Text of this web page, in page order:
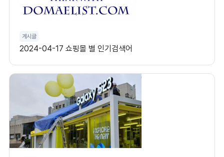
게시글
2024-04-17 쇼핑몰 별 인기검색어